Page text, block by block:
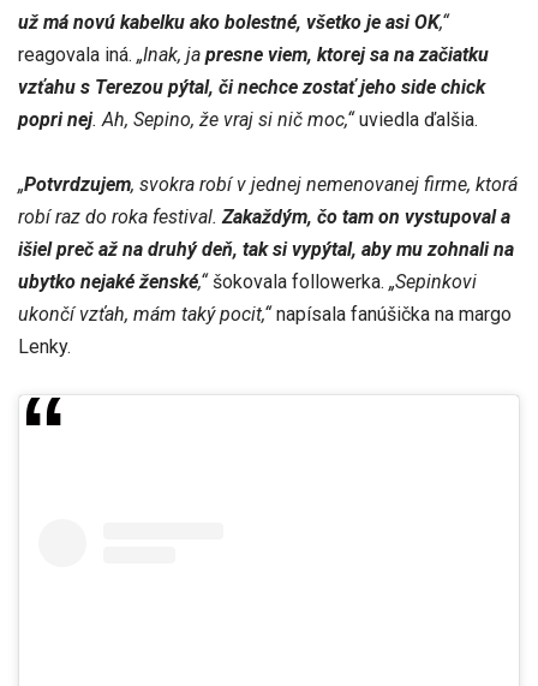
už má novú kabelku ako bolestné, všetko je asi OK,“
reagovala iná. „Inak, ja presne viem, ktorej sa na začiatku
vzťahu s Terezou pýtal, či nechce zostať jeho side chick
popri nej. Ah, Sepino, že vraj si nič moc,“uviedla ďalšia.
„Potvrdzujem, svokra robí v jednej nemenovanej firme, ktorá
robí raz do roka festival. Zakaždým, čo tam on vystupoval a
išiel preč až na druhý deň, tak si vypýtal, aby mu zohnali na
ubytko nejaké ženské,“šokovala followerka. „Sepinkovi
ukončí vzťah, mám taký pocit,“napísala fanúšička na margo
Lenky.